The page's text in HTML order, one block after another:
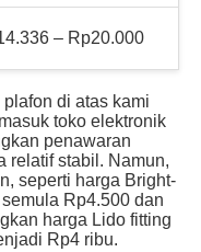
– Rp20.000
plafon di atas kami
toko elektronik
penawaran
relatif stabil. Namun,
seperti harga Bright-
Rp4.500 dan
harga Lido fitting
Rp4 ribu.